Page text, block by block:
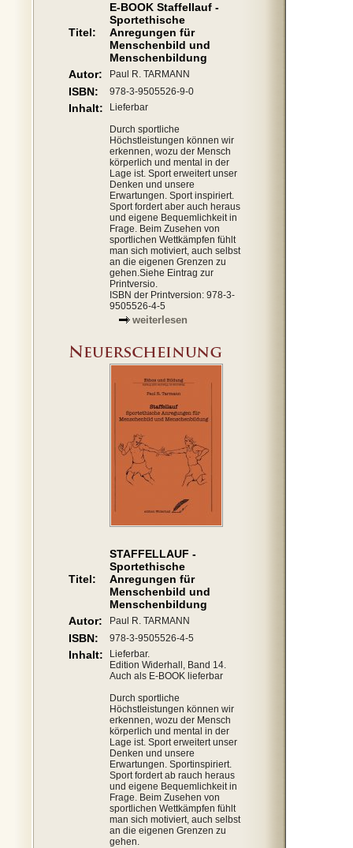
Titel:
E-BOOK Staffellauf -
Sportethische
Anregungen für
Menschenbild und
Menschenbildung
Autor:
Paul R. TARMANN
ISBN: 978-3-9505526-9-0
Inhalt:
Lieferbar
Durch sportliche
Höchstleistungen können wir
erkennen, wozu der Mensch
körperlich und mental in der
Lage ist. Sport erweitert unser
Denken und unsere
Erwartungen. Sport inspiriert.
Sport fordert aber auch heraus
und eigene Bequemlichkeit in
Frage. Beim Zusehen von
sportlichen Wettkämpfen fühlt
man sich motiviert, auch selbst
an die eigenen Grenzen zu
gehen.Siehe Eintrag zur
Printversio.
ISBN der Printversion: 978-3-
9505526-4-5
weiterlesen
Titel:
STAFFELLAUF -
Sportethische
Anregungen für
Menschenbild und
Menschenbildung
Autor:
Paul R. TARMANN
ISBN: 978-3-9505526-4-5
Inhalt:
Lieferbar.
Edition Widerhall, Band 14.
Auch als E-BOOK lieferbar
Durch sportliche
Höchstleistungen können wir
erkennen, wozu der Mensch
körperlich und mental in der
Lage ist. Sport erweitert unser
Denken und unsere
Erwartungen. Sportinspiriert.
Sport fordert ab rauch heraus
und eigene Bequemlichkeit in
Frage. Beim Zusehen von
sportlichen Wettkämpfen fühlt
man sich motiviert, auch selbst
an die eigenen Grenzen zu
gehen.